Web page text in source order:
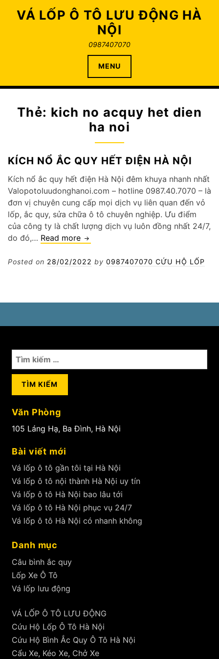
VÁ LỐP Ô TÔ LƯU ĐỘNG HÀ
NỘI
0987407070
MENU
Thẻ: kich no acquy het dien
ha noi
KÍCH NỔ ẮC QUY HẾT ĐIỆN HÀ NỘI
Kích nổ ắc quy hết điện Hà Nội đêm khuya nhanh nhất
Valopotoluudonghanoi.com – hotline 0987.40.7070 – là
đơn vị chuyên cung cấp mọi dịch vụ liên quan đến vỏ
lốp, ắc quy, sửa chữa ô tô chuyên nghiệp. Ưu điểm
của công ty là chất lượng dịch vụ luôn đồng nhất 24/7,
do đó,… Read more Kích
ắc
Posted on 28/02/2022 by 0987407070 CỨU HỘ LỐP
Tìm
kiếm
cho:
Văn Phòng
105 Láng Hạ, Ba Đình, Hà Nội
Bài viết mới
Vá lốp ô tô gần tôi tại Hà Nội
Vá lốp ô tô nội thành Hà Nội uy tín
Vá lốp ô tô Hà Nội bao lâu tới
Vá lốp ô tô Hà Nội phục vụ 24/7
Vá lốp ô tô Hà Nội có nhanh không
Danh mục
Câu bình ắc quy
Lốp Xe Ô Tô
Vá lốp lưu động
VÁ LỐP Ô TÔ LƯU ĐỘNG
Cứu Hộ Lốp Ô Tô Hà Nội
Cứu Hộ Bình Ắc Quy Ô Tô Hà Nội
Cẩu Xe, Kéo Xe, Chở Xe